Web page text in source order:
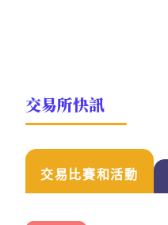
交易所快訊
交易比賽和活動